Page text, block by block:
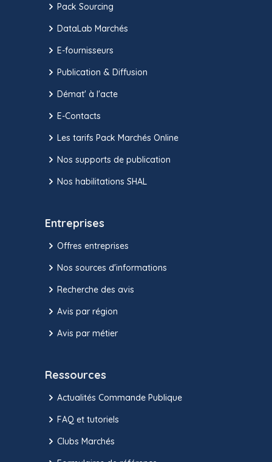
Pack Sourcing
DataLab Marchés
E-fournisseurs
Publication & Diffusion
Démat' à l'acte
E-Contacts
Les tarifs Pack Marchés Online
Nos supports de publication
Nos habilitations SHAL
Entreprises
Offres entreprises
Nos sources d'informations
Recherche des avis
Avis par région
Avis par métier
Ressources
Actualités Commande Publique
FAQ et tutoriels
Clubs Marchés